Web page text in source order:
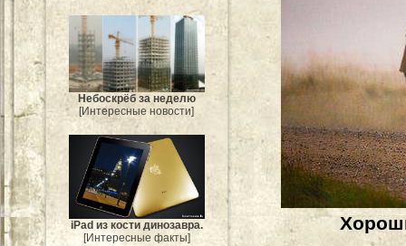
Небоскрёб за неделю
[Интересные новости]
iPad из кости динозавра.
[Интересные факты]